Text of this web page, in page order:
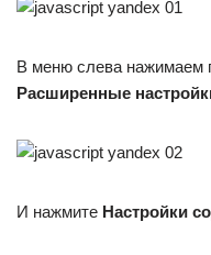
В меню слева нажимаем
Расширенные
И нажмите Настройки